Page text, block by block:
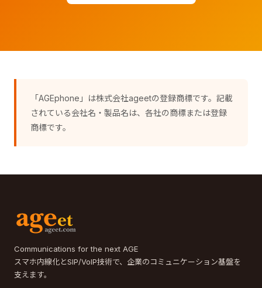
「AGEphone」は株式会社ageetの登録商標です。記載
されている会社名・製品名は、各社の商標または登録
商標です。
Communications for the next AGE
スマホ内線化とSIP/VoIP技術で、企業のコミュニケーション基盤を
支えます。